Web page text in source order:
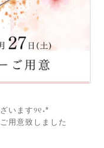
います୨୧˖*
用意致しました